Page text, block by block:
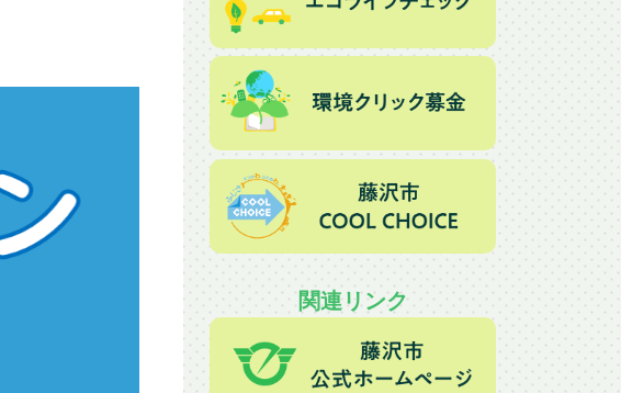
関連リンク